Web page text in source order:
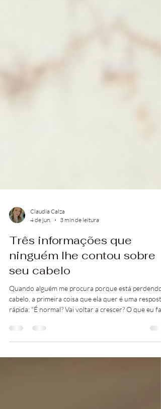
Claudia Calza
4 de jun.
3 min de leitura
ninguém lhe contou sobre
seu cabelo
Quando alguém me procura porque está perdendo
agora?". Compreendo. Cabelo caindo é assustador.